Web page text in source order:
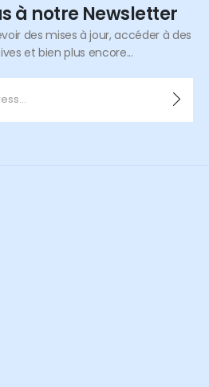
à notre Newsletter
des mises à jour, accéder à des
et bien plus encore...